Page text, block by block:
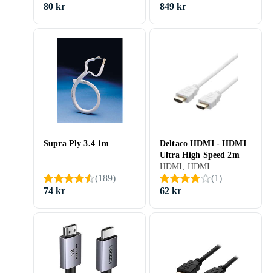
8K60Hz 4K120Hz
eARC
80 kr 849 kr
Supra Ply 3.4 1m
(189)
74 kr
Deltaco HDMI - HDMI
Ultra High Speed 2m
HDMI, HDMI
(1)
62 kr